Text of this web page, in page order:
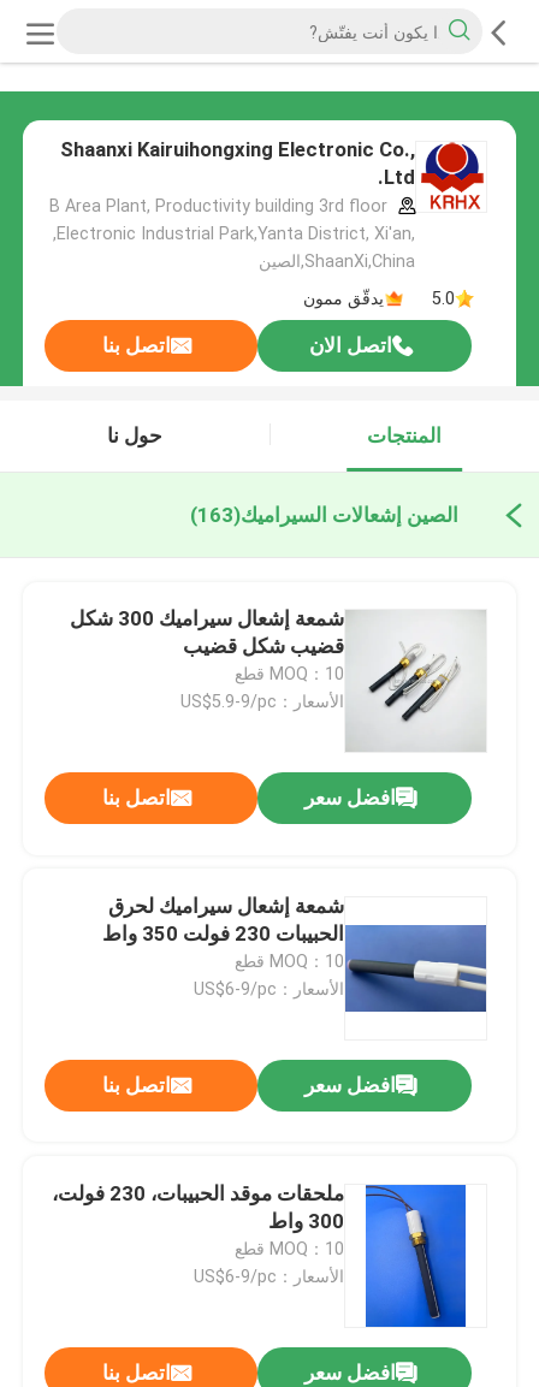
Shaanxi Kairuihongxing Electronic Co.,
Ltd.
B Area Plant, Productivity building 3rd floor
,Electronic Industrial Park,Yanta District, Xi'an,
ShaanXi,China,الصين
5.0
يدقّق ممون
اتصل الان اتصل بنا
المنتجات حول نا
الصين إشعالات السيراميك(163)
شمعة إشعال سيراميك 300 شكل
قضيب شكل قضيب
MOQ：10 قطع
الأسعار：US$5.9-9/pc
افضل سعر اتصل بنا
شمعة إشعال سيراميك لحرق
الحبيبات 230 فولت 350 واط
MOQ：10 قطع
الأسعار：US$6-9/pc
افضل سعر اتصل بنا
ملحقات موقد الحبيبات، 230 فولت،
300 واط
MOQ：10 قطع
الأسعار：US$6-9/pc
افضل سعر اتصل بنا